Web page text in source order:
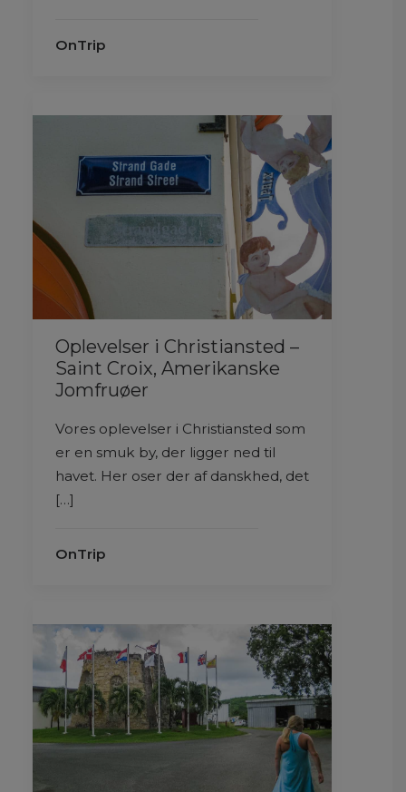
OnTrip
Oplevelser i Christiansted –
Saint Croix, Amerikanske
Jomfruøer
Vores oplevelser i Christiansted som
er en smuk by, der ligger ned til
havet. Her oser der af danskhed, det
[…]
OnTrip